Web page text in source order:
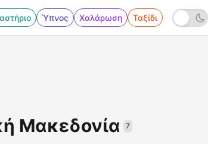
Ύπνος Χαλάρωση Ταξίδι
Μακεδονία 7